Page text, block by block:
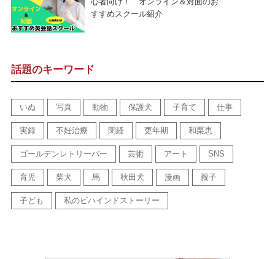
すすめスクール紹介
話題のキーワード
いぬ 写真 動物 保護犬 子育て 仕事
実録 不妊治療 閉経 更年期 和栗恵
ゴールデンレトリーバー 芸術 アート SNS
育児 柴犬 馬 秋田犬 漫画 親子
子ども 私のビハインドストーリー